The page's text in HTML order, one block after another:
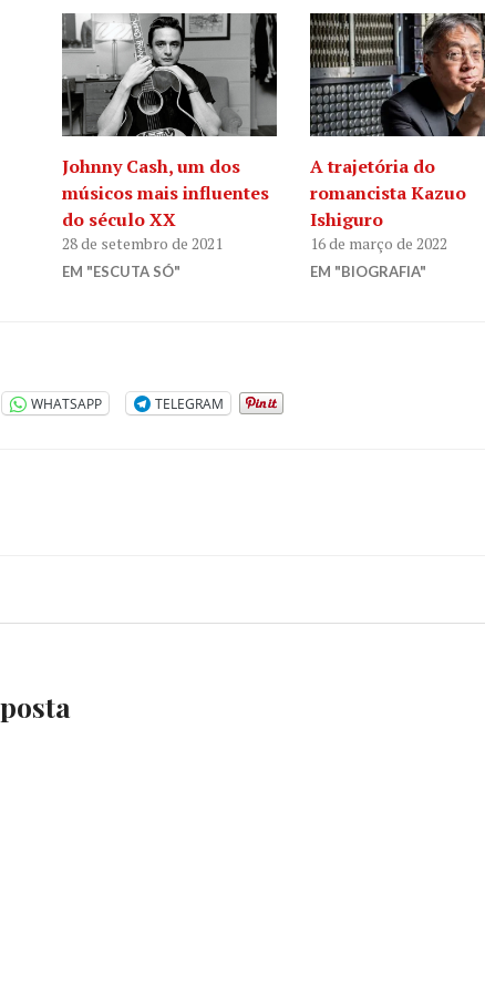
Johnny Cash, um dos
músicos mais influentes
do século XX
28 de setembro de 2021
EM "ESCUTA SÓ"
A trajetória do
romancista Kazuo
Ishiguro
16 de março de 2022
EM "BIOGRAFIA"
WHATSAPP TELEGRAM